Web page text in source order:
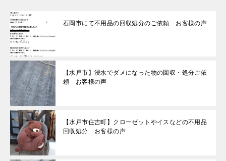
石岡市にて不用品の回収処分のご依頼 お客様の声
【水戸市】浸水でダメになった物の回収・処分ご依
頼 お客様の声
【水戸市住吉町】クローゼットやイスなどの不用品
回収処分 お客様の声